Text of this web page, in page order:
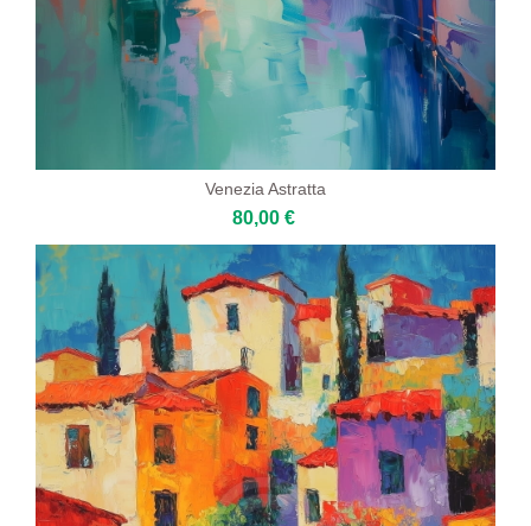
Venezia Astratta
80,00 €